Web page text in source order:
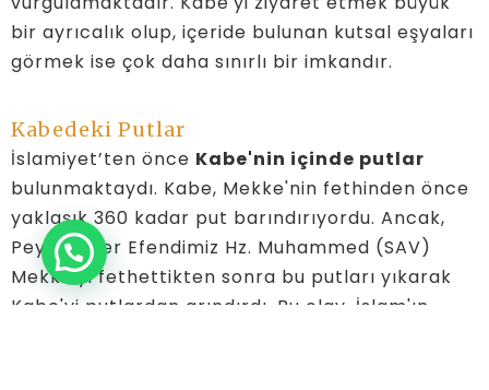
bir ayrıcalık olup, içeride bulunan kutsal eşyaları
görmek ise çok daha sınırlı bir imkandır.
Kabedeki Putlar
İslamiyet’ten önce Kabe'nin içinde putlar
bulunmaktaydı. Kabe, Mekke'nin fethinden önce
yaklaşık 360 kadar put barındırıyordu. Ancak,
Peygamber Efendimiz Hz. Muhammed (SAV)
Mekke'yi fethettikten sonra bu putları yıkarak
Kabe'yi putlardan arındırdı. Bu olay, İslam'ın